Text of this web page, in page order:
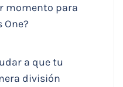
momento para
One?
a que tu
división